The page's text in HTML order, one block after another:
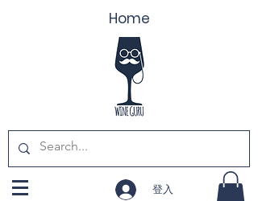
Home
登入